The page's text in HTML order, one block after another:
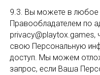
9.3. Вы можете в любое
Правообладателем по
privacy@playtox.games,
свою Персональную
доступ. Мы можем
запрос, если Ваша